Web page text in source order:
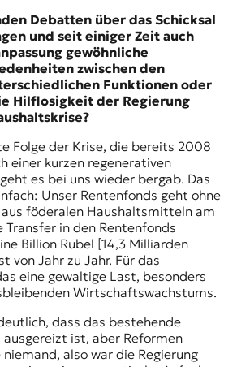
Debatten über das Schicksal
und seit einiger Zeit auch
gewöhnliche
zwischen den
Funktionen oder
Hilflosigkeit der Regierung
Folge der Krise, die bereits 2008
einer kurzen regenerativen
es bei uns wieder bergab. Das
Unser Rentenfonds geht ohne
föderalen Haushaltsmitteln am
Transfer in den Rentenfonds
Billion Rubel [14,3 Milliarden
von Jahr zu Jahr. Für das
eine gewaltige Last, besonders
Wirtschaftswachstums.
dass das bestehende
ist, aber Reformen
also war die Regierung